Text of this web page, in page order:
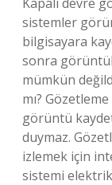
sistemler
bilgisayara
sonra
mümkün
mı?
görüntü
duymaz.
izlemek için
sistemi elektrik